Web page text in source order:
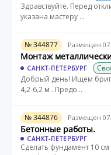
Здравствуйте. Перед
указана мастеру ...
№ 344877 Размещен
Монтаж
САНКТ-ПЕТЕРБУРГ
Добрый день! Ищем
4,2-6,2 м . Предо...
№ 344876 Размещен
Бетонные работы.
САНКТ-ПЕТЕРБУРГ
Сделать фундамент 10